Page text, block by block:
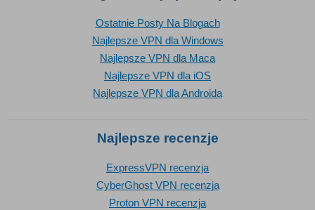
Ostatnie Posty Na Blogach
Najlepsze VPN dla Windows
Najlepsze VPN dla Maca
Najlepsze VPN dla iOS
Najlepsze VPN dla Androida
Najlepsze recenzje
ExpressVPN recenzja
CyberGhost VPN recenzja
Proton VPN recenzja